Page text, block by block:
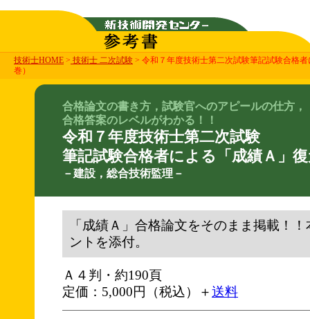
技術士HOME > 技術士 二次試験 > 令和７年度技術士第二次試験筆記試験合格
巻）
合格論文の書き方，試験官へのアピールの仕方，
合格答案のレベルがわかる！！
令和７年度技術士第二次試験
筆記試験合格者による「成績Ａ」
－建設，総合技術監理－
「成績Ａ」合格論文をそのまま掲載！
ントを添付。
Ａ４判・約190頁
定価：5,000円（税込）＋送料